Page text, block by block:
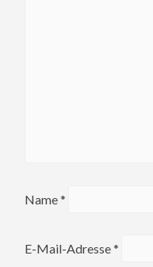
Name*
E-Mail-Adresse*